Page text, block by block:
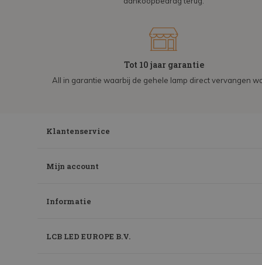
Tot 10 jaar garantie
All in garantie waarbij de gehele lamp direct vervangen
Klantenservice
Mijn account
Informatie
LCB LED EUROPE B.V.